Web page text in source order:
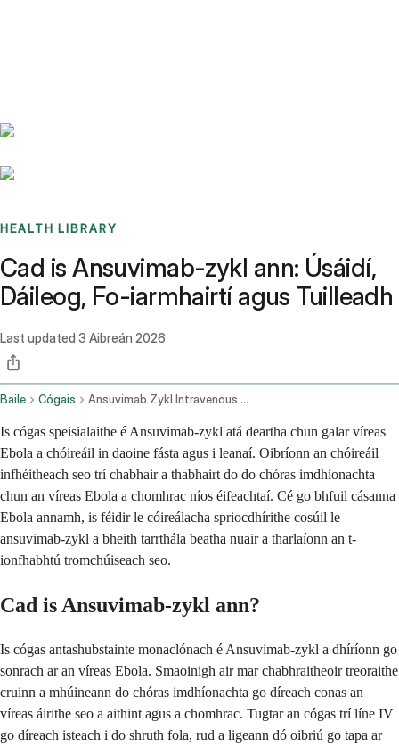
HEALTH LIBRARY
Cad is Ansuvimab-zykl ann: Úsáidí,
Dáileog, Fo-iarmhairtí agus Tuilleadh
Last updated 3 Aibreán 2026
Baile Cógais Ansuvimab Zykl Intravenous Route
Is cógas speisialaithe é Ansuvimab-zykl atá deartha chun galar víreas
Ebola a chóireáil in daoine fásta agus i leanaí. Oibríonn an chóireáil
infhéitheach seo trí chabhair a thabhairt do do chóras imdhíonachta
chun an víreas Ebola a chomhrac níos éifeachtaí. Cé go bhfuil cásanna
Ebola annamh, is féidir le cóireálacha spriocdhírithe cosúil le
ansuvimab-zykl a bheith tarrthála beatha nuair a tharlaíonn an t-
ionfhabhtú tromchúiseach seo.
Cad is Ansuvimab-zykl ann?
Is cógas antashubstainte monaclónach é Ansuvimab-zykl a dhíríonn go
sonrach ar an víreas Ebola. Smaoinigh air mar chabhraitheoir treoraithe
cruinn a mhúineann do chóras imdhíonachta go díreach conas an
víreas áirithe seo a aithint agus a chomhrac. Tugtar an cógas trí líne IV
go díreach isteach i do shruth fola, rud a ligeann dó oibriú go tapa ar